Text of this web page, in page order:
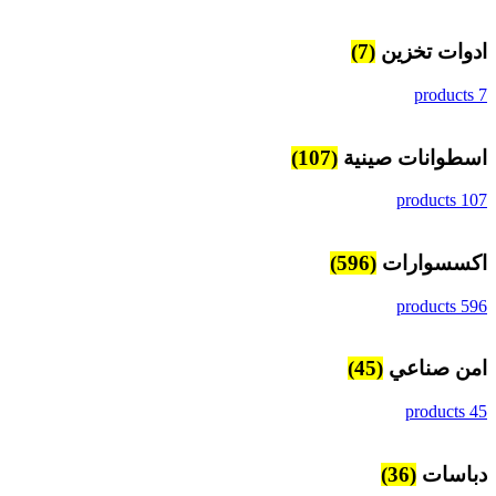
ادوات تخزين (7)
7 products
اسطوانات صينية (107)
107 products
اكسسوارات (596)
596 products
امن صناعي (45)
45 products
دباسات (36)